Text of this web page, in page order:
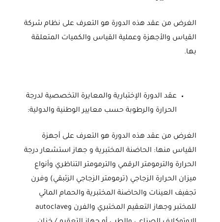
الغرض من عقد هذه الدورة هو التعرف على نظام شركة
القياس والأجهزة وعملية القياس والكميات المتعلقة
بها.
عقد الدورة الإختبارية والمعايرة التخصصية لدرجة
الحرارة والرطوبة حسب معايير الوطنية والدولية:
الغرض من عقد هذه الدورة هو التعرف على أجهزة
القياس منها: الحاضنة المختبرية و جهاز استشعار درجة
الحرارة والترمومتر الرقمي والترمومتر التناظري وأنواع
ميزان الحرارة الزجاجي (ترمومتر الزجاجي الزئبقي) وفرن
تجفيف العينات والحاضنة المختبرية والحمام المائي
للمختبر وجهاز التعقيم المختبري والفرن وautoclave